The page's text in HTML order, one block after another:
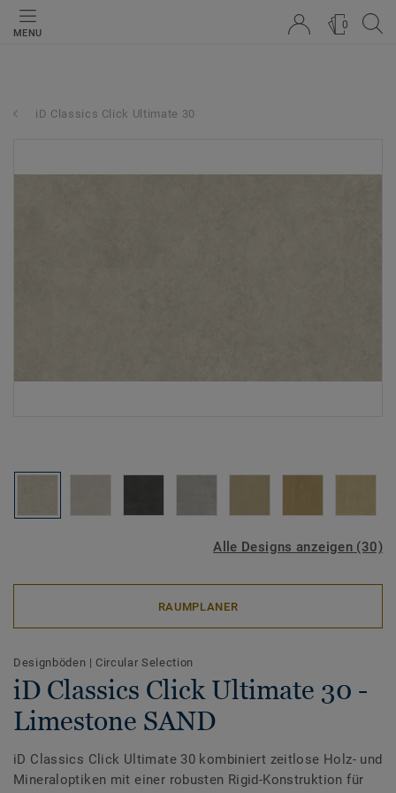
MENU
0
iD Classics Click Ultimate 30
Alle Designs anzeigen (30)
RAUMPLANER
Designböden | Circular Selection
iD Classics Click Ultimate 30 -
Limestone SAND
iD Classics Click Ultimate 30 kombiniert zeitlose Holz- und
Mineraloptiken mit einer robusten Rigid-Konstruktion für